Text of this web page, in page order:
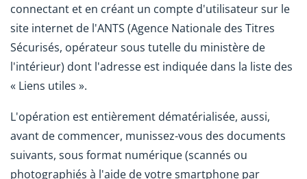
connectant et en créant un compte d'utilisateur sur le
site internet de l'ANTS (Agence Nationale des Titres
Sécurisés, opérateur sous tutelle du ministère de
l'intérieur) dont l'adresse est indiquée dans la liste des
« Liens utiles ».
L'opération est entièrement dématérialisée, aussi,
avant de commencer, munissez-vous des documents
suivants, sous format numérique (scannés ou
photographiés à l'aide de votre smartphone par